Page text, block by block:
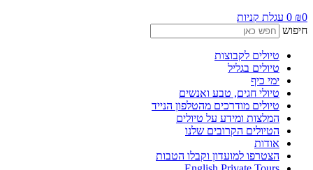
₪
0 עגלת קניות
חיפוש
טיולים לקבוצות
טיולים בגליל
ימי כיף
טיולי חגים, טבע ואנשים
טיולים מודרכים מהטלפון הנייד
המלצות ומידע על טיולים
הטיולים הקרובים שלנו
אודות
הצטרפו למועדון וקבלו הטבות